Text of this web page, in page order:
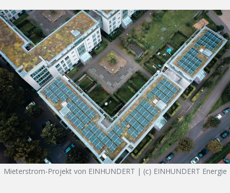
Mieterstrom-Projekt von EINHUNDERT | (c) EINHUNDERT Energie